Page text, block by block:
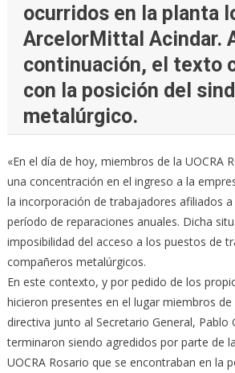
ocurridos en la planta
ArcelorMittal Acindar.
continuación, el texto
con la posición del
metalúrgico.
«En el día de hoy, miembros de la UOCRA
una concentración en el ingreso a la
la incorporación de trabajadores afiliados
período de reparaciones anuales. Dicha
imposibilidad del acceso a los puestos de
compañeros metalúrgicos.
En este contexto, y por pedido de los
hicieron presentes en el lugar miembros
directiva junto al Secretario General, Pablo
terminaron siendo agredidos por parte de
UOCRA Rosario que se encontraban en la